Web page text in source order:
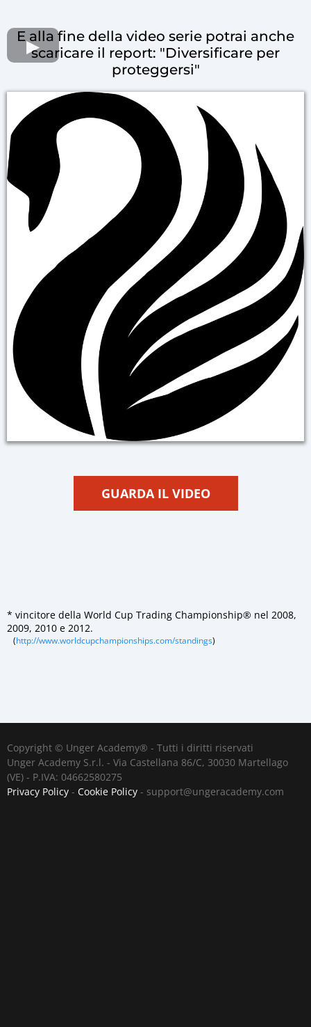
E alla fine della video serie potrai anche
scaricare il report: "Diversificare per
proteggersi"
GUARDA IL VIDEO
* vincitore della World Cup Trading Championship® nel 2008,
2009, 2010 e 2012.
(http://www.worldcupchampionships.com/standings)
Copyright © Unger Academy® - Tutti i diritti riservati
Unger Academy S.r.l. - Via Castellana 86/C, 30030 Martellago
(VE) - P.IVA: 04662580275
Privacy Policy - Cookie Policy - support@ungeracademy.com